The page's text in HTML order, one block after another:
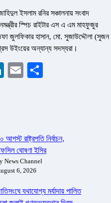
ইসলাম রনির সঞ্চালনায় সংবাদ
স্পিচ রাইটার এস এ এম মাহফুজুর
জুলফিকার হাসান, মো. সুজাউদ্দৌলা (সুজন
উইংয়ের অন্যান্য সদস্যরা।
LinkedIn
Email
আগস্ট রাষ্ট্রপতি নির্বাচন,
ঘোষণা ইসির
News Channel
6, 2026
যথাযোগ্য মর্যাদায় পালিত